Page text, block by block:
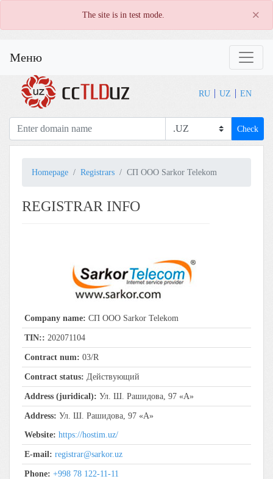
The site is in test mode. ×
Меню
RU UZ EN
Check
Homepage Registrars СП ООО Sarkor Telekom
REGISTRAR INFO
Company name: СП ООО Sarkor Telekom
TIN:: 202071104
Contract num: 03/R
Contract status: Действующий
Address (juridical): Ул. Ш. Рашидова, 97 «А»
Address: Ул. Ш. Рашидова, 97 «А»
Website: https://hostim.uz/
E-mail: registrar@sarkor.uz
Phone: +998 78 122-11-11